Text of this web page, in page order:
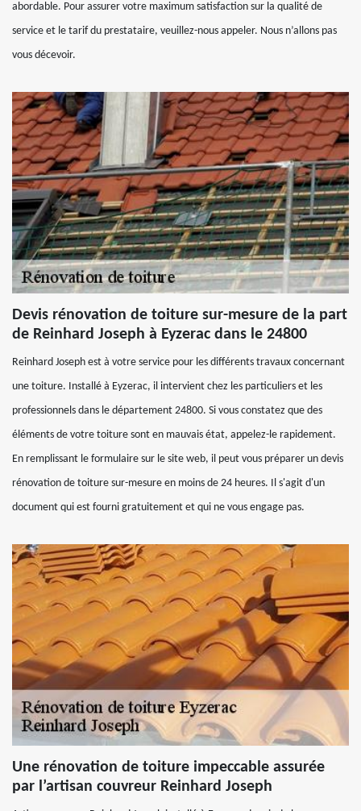
abordable. Pour assurer votre maximum satisfaction sur la qualité de
service et le tarif du prestataire, veuillez-nous appeler. Nous n’allons pas
vous décevoir.
Devis rénovation de toiture sur-mesure de la part
de Reinhard Joseph à Eyzerac dans le 24800
Reinhard Joseph est à votre service pour les différents travaux concernant
une toiture. Installé à Eyzerac, il intervient chez les particuliers et les
professionnels dans le département 24800. Si vous constatez que des
éléments de votre toiture sont en mauvais état, appelez-le rapidement.
En remplissant le formulaire sur le site web, il peut vous préparer un devis
rénovation de toiture sur-mesure en moins de 24 heures. Il s'agit d'un
document qui est fourni gratuitement et qui ne vous engage pas.
Une rénovation de toiture impeccable assurée
par l’artisan couvreur Reinhard Joseph